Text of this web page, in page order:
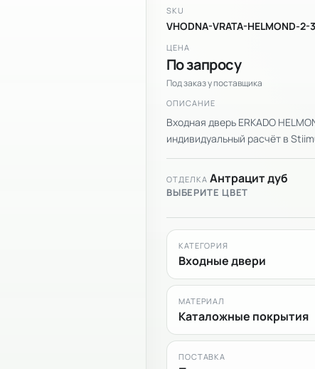
SKU
VHODNA-VRATA-HELMOND-
ЦЕНА
По запросу
Под заказ у поставщика
ОПИСАНИЕ
Входная дверь ERKADO
индивидуальный расчёт в
ОТДЕЛКА Антрацит дуб
ВЫБЕРИТЕ ЦВЕТ
КАТЕГОРИЯ
Входные двери
МАТЕРИАЛ
Каталожные покрытия
ПОСТАВКА